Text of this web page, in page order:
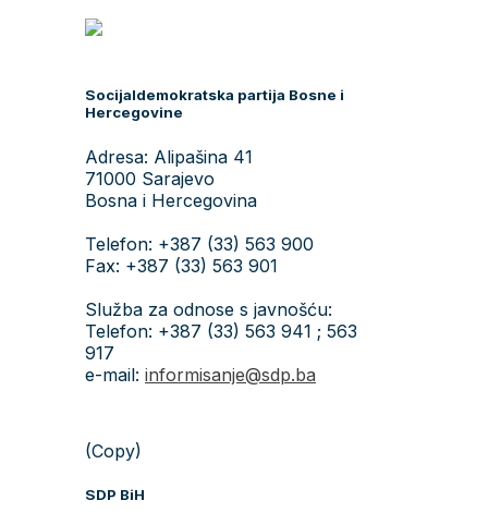
Socijaldemokratska partija Bosne i
Hercegovine
Adresa: Alipašina 41
71000 Sarajevo
Bosna i Hercegovina
Telefon: +387 (33) 563 900
Fax: +387 (33) 563 901
Služba za odnose s javnošću:
Telefon: +387 (33) 563 941 ; 563
917
e-mail: informisanje@sdp.ba
(Copy)
SDP BiH